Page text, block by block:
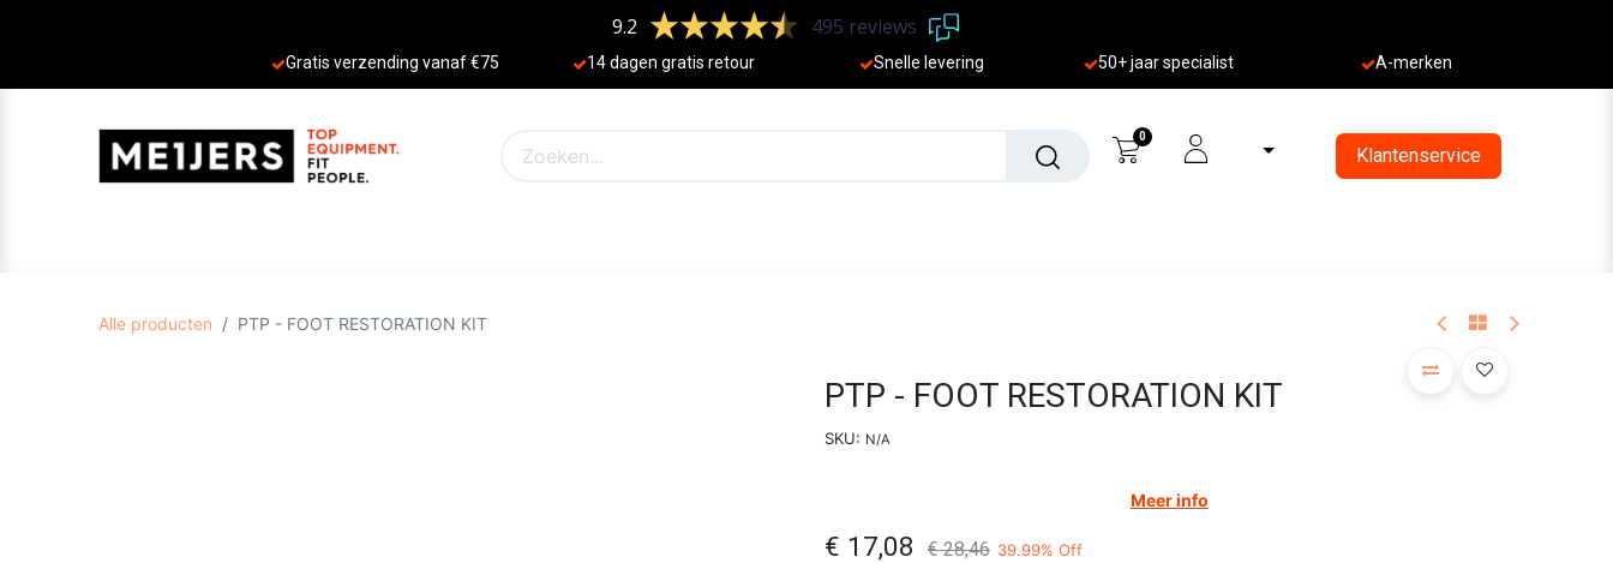
9.2 495 reviews
Gratis verzending vanaf €75 14 dagen gratis retour Sne lle levering 50+ jaar specialist A-merken
0
Klantenservice
Alle producten PTP - FOOT RESTORATION KIT
PTP - FOOT RESTORATION KIT
SKU: N/A
Meer info
€ 17,08 €28,46 39.99% Off